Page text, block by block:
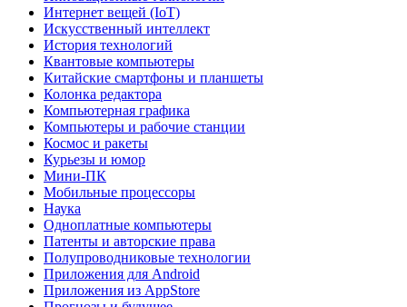
Интернет вещей (IoT)
Искусственный интеллект
История технологий
Квантовые компьютеры
Китайские смартфоны и планшеты
Колонка редактора
Компьютерная графика
Компьютеры и рабочие станции
Космос и ракеты
Курьезы и юмор
Мини-ПК
Мобильные процессоры
Наука
Одноплатные компьютеры
Патенты и авторские права
Полупроводниковые технологии
Приложения для Android
Приложения из AppStore